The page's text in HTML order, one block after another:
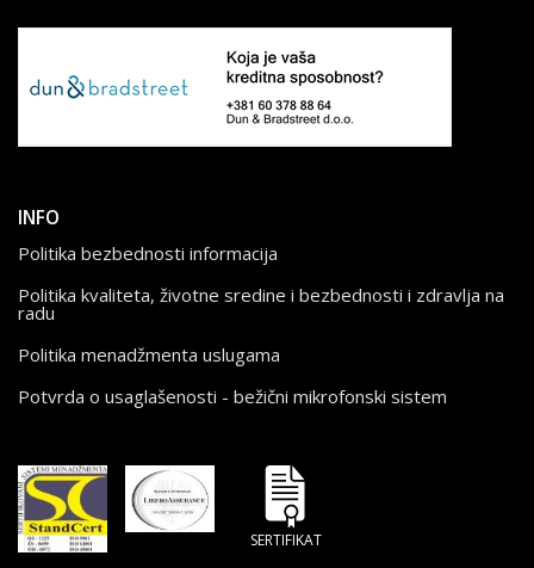
INFO
Politika bezbednosti informacija
Politika kvaliteta, životne sredine i bezbednosti i zdravlja na
radu
Politika menadžmenta uslugama
Potvrda o usaglašenosti - bežični mikrofonski sistem
SERTIFIKAT